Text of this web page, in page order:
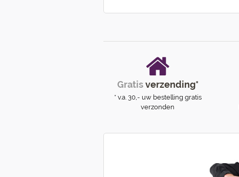
Gratisverzending*
* v.a. 30,- uw bestelling gratis
verzonden